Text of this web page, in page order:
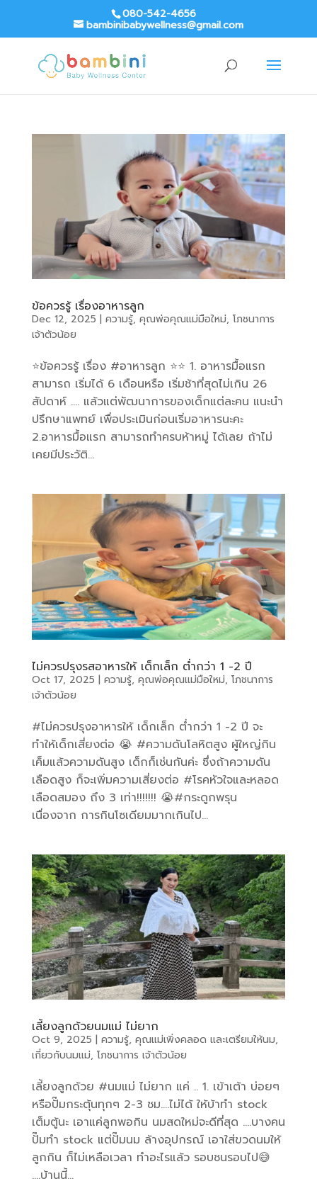
080-542-4656
bambinibabywellness@gmail.com
ข้อควรรู้ เรื่องอาหารลูก
Dec 12, 2025 | ความรู้, คุณพ่อคุณแม่มือใหม่, โภชนาการ
เจ้าตัวน้อย
⭐️ข้อควรรู้ เรื่อง #อาหารลูก ⭐️⭐️ 1. อาหารมื้อแรก
สามารถ เริ่มได้ 6 เดือนหรือ เริ่มช้าที่สุดไม่เกิน 26
สัปดาห์ …. แล้วแต่พัฒนาการของเด็กแต่ละคน แนะนำ
ปรึกษาแพทย์ เพื่อประเมินก่อนเริ่มอาหารนะคะ
2.อาหารมื้อแรก สามารถทำครบห้าหมู่ ได้เลย ถ้าไม่
เคยมีประวัติ...
ไม่ควรปรุงรสอาหารให้ เด็กเล็ก ต่ำกว่า 1 -2 ปี
Oct 17, 2025 | ความรู้, คุณพ่อคุณแม่มือใหม่, โภชนาการ
เจ้าตัวน้อย
#ไม่ควรปรุงอาหารให้ เด็กเล็ก ต่ำกว่า 1 -2 ปี จะ
ทำให้เด็กเสี่ยงต่อ 😭 #ความดันโลหิตสูง ผู้ใหญ่กิน
เค็มแล้วความดันสูง เด็กก็เช่นกันค่ะ ซึ่งถ้าความดัน
เลือดสูง ก็จะเพิ่มความเสี่ยงต่อ #โรคหัวใจและหลอด
เลือดสมอง ถึง 3 เท่า!!!!!!! 😭#กระดูกพรุน
เนื่องจาก การกินโซเดียมมากเกินไป...
เลี้ยงลูกด้วยนมแม่ ไม่ยาก
Oct 9, 2025 | ความรู้, คุณแม่เพิ่งคลอด และเตรียมให้นม,
เกี่ยวกับนมแม่, โภชนาการ เจ้าตัวน้อย
เลี้ยงลูกด้วย #นมแม่ ไม่ยาก แค่ .. 1. เข้าเต้า บ่อยๆ
หรือปั๊มกระตุ้นทุกๆ 2-3 ชม….ไม่ได้ ให้บ้าทำ stock
เต็มตู้นะ เอาแค่ลูกพอกิน นมสดใหม่จะดีที่สุด ….บางคน
ปั๊มทำ stock แต่ปั๊มนม ล้างอุปกรณ์ เอาใส่ขวดนมให้
ลูกกิน ก็ไม่เหลือเวลา ทำอะไรแล้ว รอบชนรอบไป😅
….บ้านนี้...